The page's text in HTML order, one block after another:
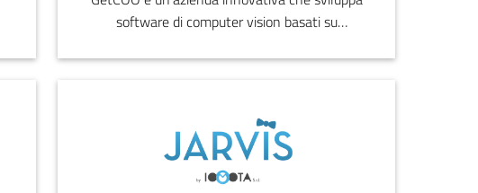
software di computer vision basati su